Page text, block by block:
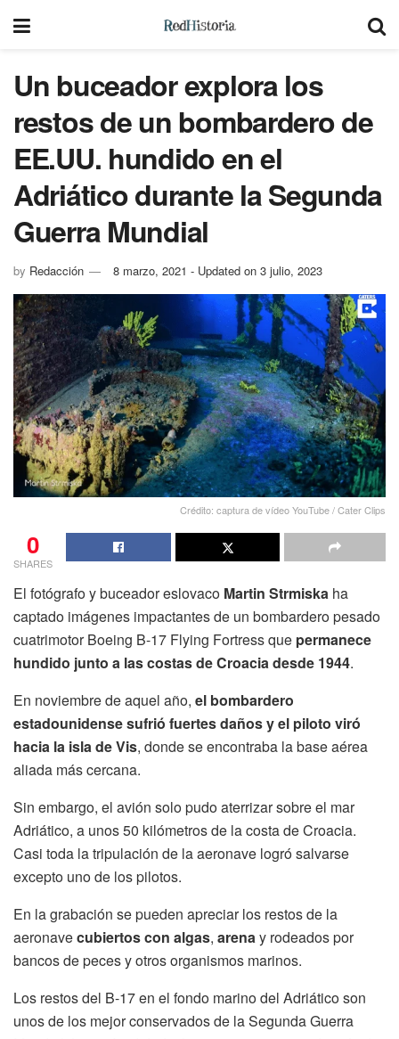
Un buceador explora los
restos de un bombardero de
EE.UU. hundido en el
Adriático durante la Segunda
Guerra Mundial
by Redacción 8 marzo, 2021 - Updated on 3 julio, 2023
Crédito: captura de vídeo YouTube / Cater Clips
0
SHARES
El fotógrafo y buceador eslovaco Martin Strmiska ha
captado imágenes impactantes de un bombardero pesado
cuatrimotor Boeing B-17 Flying Fortress que permanece
hundido junto a las costas de Croacia desde 1944.
En noviembre de aquel año, el bombardero
estadounidense sufrió fuertes daños y el piloto viró
hacia la isla de Vis, donde se encontraba la base aérea
aliada más cercana.
Sin embargo, el avión solo pudo aterrizar sobre el mar
Adriático, a unos 50 kilómetros de la costa de Croacia.
Casi toda la tripulación de la aeronave logró salvarse
excepto uno de los pilotos.
En la grabación se pueden apreciar los restos de la
aeronavecubiertos con algas, arenay rodeados por
bancos de peces y otros organismos marinos.
Los restos del B-17 en el fondo marino del Adriático son
unos de los mejor conservados de la Segunda Guerra